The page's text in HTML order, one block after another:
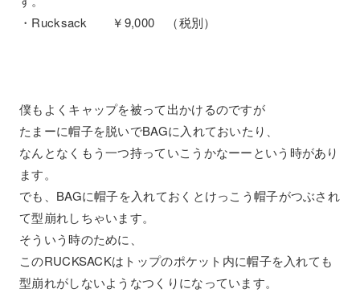
・Rucksack ￥9,000 （税別）
僕もよくキャップを被って出かけるのですが
たまーに帽子を脱いでBAGに入れておいたり、
なんとなくもう一つ持っていこうかなーーという時があり
ます。
でも、BAGに帽子を入れておくとけっこう帽子がつぶされ
て型崩れしちゃいます。
そういう時のために、
このRUCKSACKはトップのポケット内に帽子を入れても
型崩れがしないようなつくりになっています。